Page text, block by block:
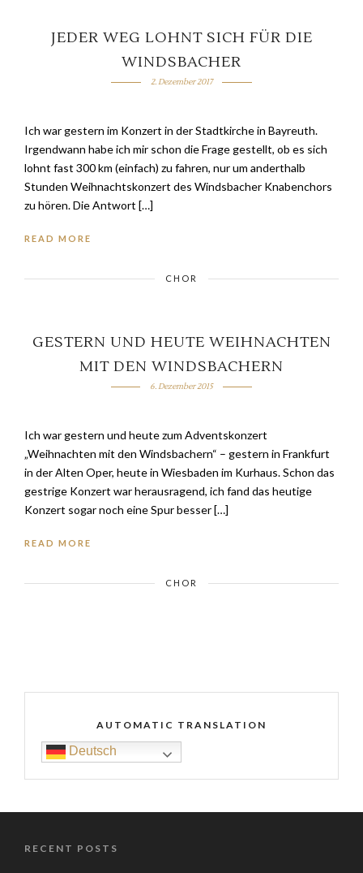
JEDER WEG LOHNT SICH FÜR DIE
WINDSBACHER
2. Dezember 2017
Ich war gestern im Konzert in der Stadtkirche in Bayreuth.
Irgendwann habe ich mir schon die Frage gestellt, ob es sich
lohnt fast 300 km (einfach) zu fahren, nur um anderthalb
Stunden Weihnachtskonzert des Windsbacher Knabenchors
zu hören. Die Antwort […]
READ MORE
CHOR
GESTERN UND HEUTE WEIHNACHTEN
MIT DEN WINDSBACHERN
6. Dezember 2015
Ich war gestern und heute zum Adventskonzert
„Weihnachten mit den Windsbachern“ – gestern in Frankfurt
in der Alten Oper, heute in Wiesbaden im Kurhaus. Schon das
gestrige Konzert war herausragend, ich fand das heutige
Konzert sogar noch eine Spur besser […]
READ MORE
CHOR
AUTOMATIC TRANSLATION
Deutsch
RECENT POSTS